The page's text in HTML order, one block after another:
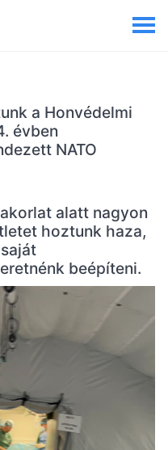
a Honvédelmi
évben
NATO
alatt nagyon
hoztunk haza,
beépíteni.